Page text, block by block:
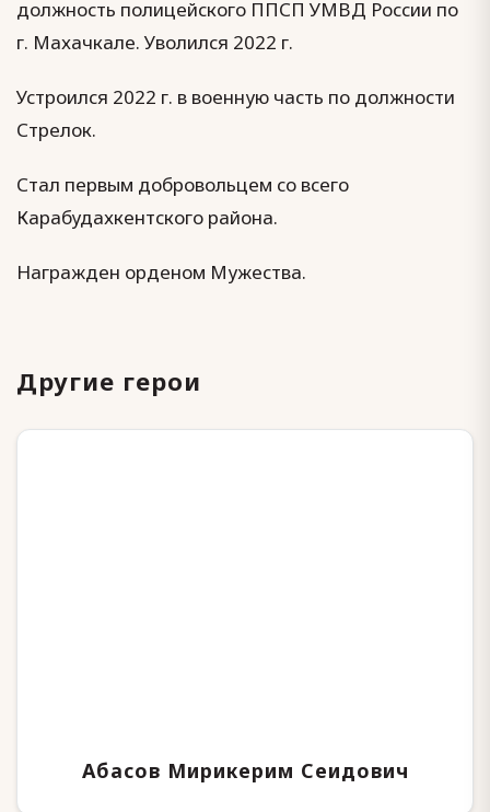
должность полицейского ППСП УМВД России по
г. Махачкале. Уволился 2022 г.
Устроился 2022 г. в военную часть по должности
Стрелок.
Стал первым добровольцем со всего
Карабудахкентского района.
Награжден орденом Мужества.
Другие герои
Абасов Мирикерим Сеидович